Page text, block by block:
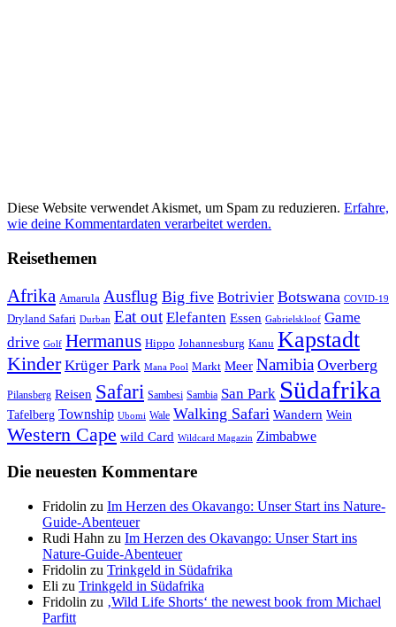
Diese Website verwendet Akismet, um Spam zu reduzieren. Erfahre,
wie deine Kommentardaten verarbeitet werden.
Reisethemen
Afrika Amarula Ausflug Big five Botrivier Botswana COVID-19
Dryland Safari Durban Eat out Elefanten Essen Gabrielskloof Game
drive Golf Hermanus Hippo Johannesburg Kanu Kapstadt
Kinder Krüger Park Mana Pool Markt Meer Namibia Overberg
Pilansberg Reisen Safari Sambesi Sambia San Park Südafrika
Tafelberg Township Ubomi Wale Walking Safari Wandern Wein
Western Cape wild Card Wildcard Magazin Zimbabwe
Die neuesten Kommentare
Fridolin zu Im Herzen des Okavango: Unser Start ins Nature-
Guide-Abenteuer
Rudi Hahn zu Im Herzen des Okavango: Unser Start ins
Nature-Guide-Abenteuer
Fridolin zu Trinkgeld in Südafrika
Eli zu Trinkgeld in Südafrika
Fridolin zu ‚Wild Life Shorts‘ the newest book from Michael
Parfitt